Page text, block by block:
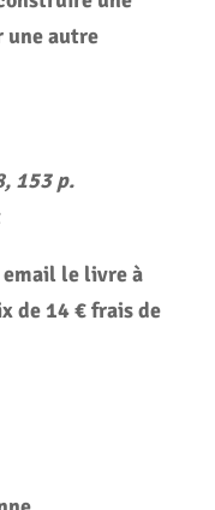
autre
153 p.
email le livre à
de 14 € frais de